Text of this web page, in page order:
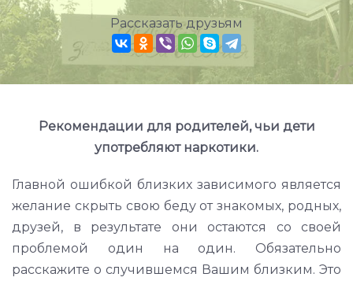
Рассказать друзьям
Рекомендации для родителей, чьи дети
употребляют наркотики.
Главной ошибкой близких зависимого является
желание скрыть свою беду от знакомых, родных,
друзей, в результате они остаются со своей
проблемой один на один. Обязательно
расскажите о случившемся Вашим близким. Это